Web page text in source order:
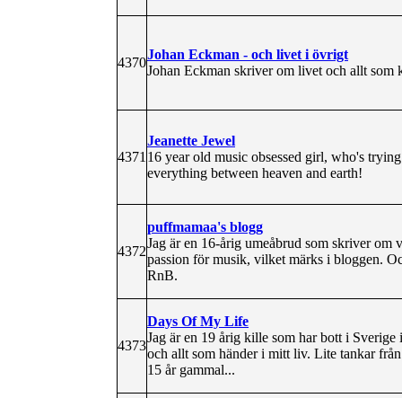
4370
Johan Eckman - och livet i övrigt
Johan Eckman skriver om livet och allt som
4371
Jeanette Jewel
16 year old music obsessed girl, who's
everything between heaven and earth!
4372
puffmamaa's blogg
Jag är en 16-årig umeåbrud som skriver om
passion för musik, vilket märks i bloggen.
RnB.
4373
Days Of My Life
Jag är en 19 årig kille som har bott i
och allt som händer i mitt liv. Lite tankar
15 år gammal...